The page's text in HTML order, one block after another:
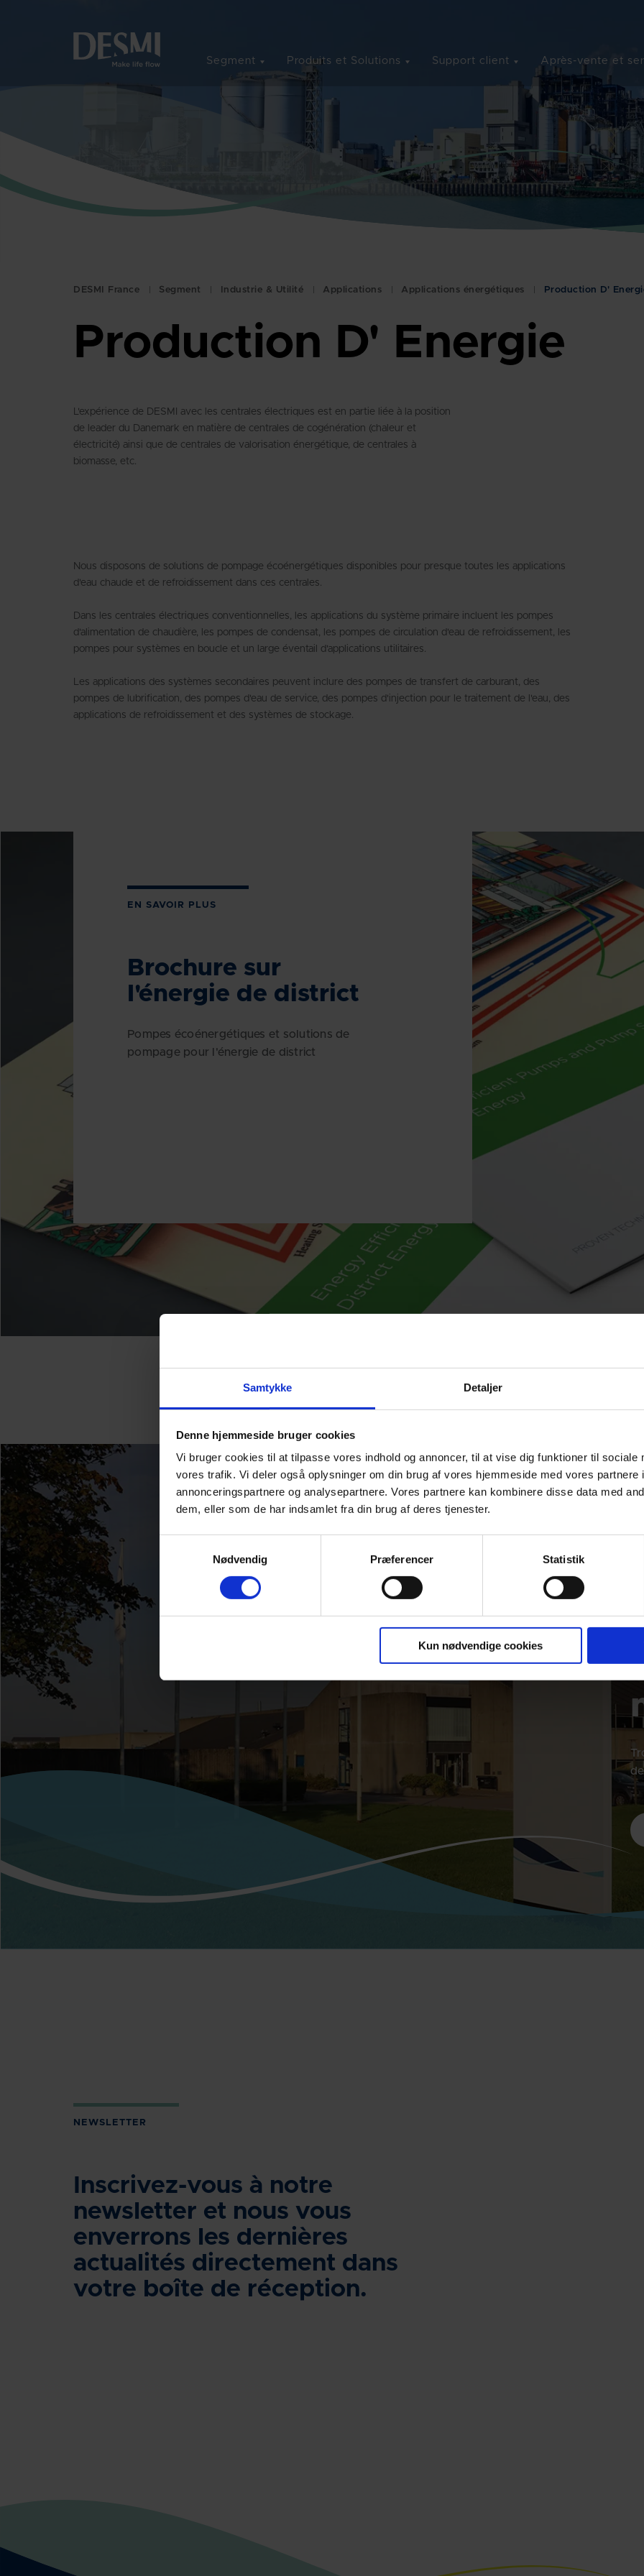
Samtykke Detaljer
Denne hjemmeside bruger cookies
Vi bruger cookies til at tilpasse vores indhold og annoncer, til at vise dig funktioner til sociale
vores trafik. Vi deler også oplysninger om din brug af vores hjemmeside med vores partnere
annonceringspartnere og analysepartnere. Vores partnere kan kombinere disse data med
dem, eller som de har indsamlet fra din brug af deres tjenester.
Nødvendig
Præferencer Statistik
Kun nødvendige cookies
Segment Produits et Solutions Support client Après-vente et
DESMI France Segment Industrie & Utilité Applications Applications énergétiques Production D'
Production D' Energie
L'expérience de DESMI avec les centrales électriques est en partie liée à la position
de leader du Danemark en matière de centrales de cogénération (chaleur et
électricité) ainsi que de centrales de valorisation énergétique, de centrales à
biomasse, etc.
Nous disposons de solutions de pompage écoénergétiques disponibles pour presque toutes les applications
d'eau chaude et de refroidissement dans ces centrales.
Dans les centrales électriques conventionnelles, les applications du système primaire incluent les pompes
d'alimentation de chaudière, les pompes de condensat, les pompes de circulation d'eau de refroidissement, les
pompes pour systèmes en boucle et un large éventail d'applications utilitaires.
Les applications des systèmes secondaires peuvent inclure des pompes de transfert de carburant, des
pompes de lubrification, des pompes d'eau de service, des pompes d'injection pour le traitement de l'eau, des
applications de refroidissement et des systèmes de stockage.
EN SAVOIR PLUS
Brochure sur
l'énergie de district
Pompes écoénergétiques et solutions de
pompage pour l'énergie de district
NEWSLETTER
Inscrivez-vous à notre
newsletter et nous vous
enverrons les dernières
actualités directement dans
votre boîte de réception.